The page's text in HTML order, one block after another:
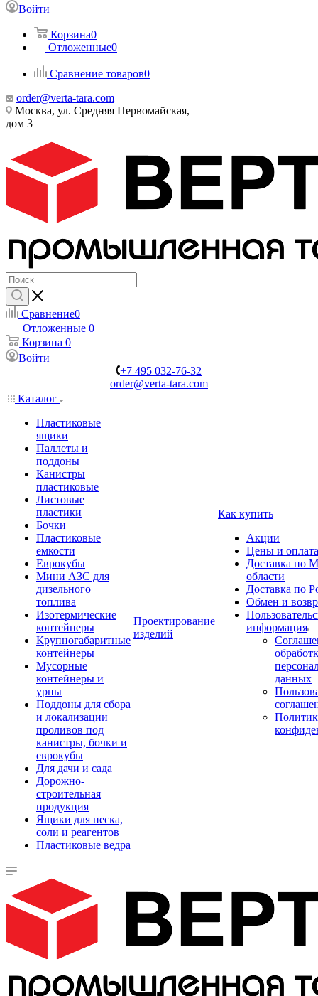
Войти
Корзина0
Отложенные0
Сравнение товаров0
order@verta-tara.com
Москва, ул. Средняя Первомайская,
дом 3
Сравнение0
Отложенные 0
Корзина 0
Войти
+7 495 032-76-32
order@verta-tara.com
Каталог
Пластиковые
ящики
Паллеты и
поддоны
Канистры
пластиковые
Листовые
пластики
Бочки
Пластиковые
емкости
Еврокубы
Мини АЗС для
дизельного
топлива
Изотермические
контейнеры
Крупногабаритные
контейнеры
Мусорные
контейнеры и
урны
Поддоны для сбора
и локализации
проливов под
канистры, бочки и
еврокубы
Для дачи и сада
Дорожно-
строительная
продукция
Ящики для песка,
соли и реагентов
Пластиковые ведра
Проектирование
изделий
Как купить
Акции
Цены и оплата
Доставка по
области
Доставка по
Обмен и
информация
данных